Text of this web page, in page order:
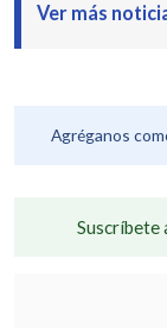
Ver más
Agréganos
Suscríbete